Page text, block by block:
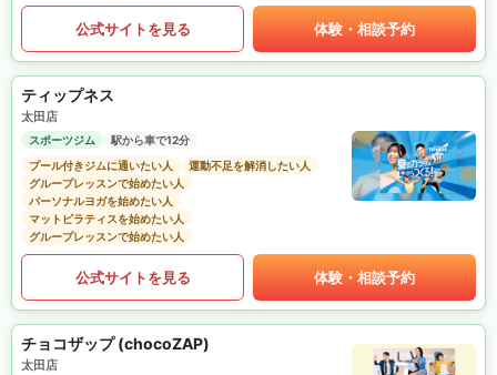
公式サイトを見る 体験・相談予約
ティップネス
太田店
スポーツジム
駅から車で12分
プール付きジムに通いたい人
運動不足を解消したい人
グループレッスンで始めたい人
パーソナルヨガを始めたい人
マットピラティスを始めたい人
グループレッスンで始めたい人
公式サイトを見る 体験・相談予約
チョコザップ (chocoZAP)
太田店